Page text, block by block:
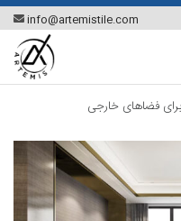
info@artemistile.com
فضاهای خارجی